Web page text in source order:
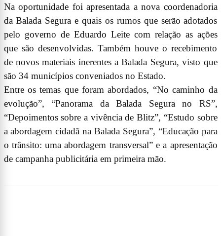
Na oportunidade foi apresentada a nova coordenadoria
da Balada Segura e quais os rumos que serão adotados
pelo governo de Eduardo Leite com relação as ações
que são desenvolvidas. Também houve o recebimento
de novos materiais inerentes a Balada Segura, visto que
são 34 municípios conveniados no Estado.
Entre os temas que foram abordados, “No caminho da
evolução”, “Panorama da Balada Segura no RS”,
“Depoimentos sobre a vivência de Blitz”, “Estudo sobre
a abordagem cidadã na Balada Segura”, “Educação para
o trânsito: uma abordagem transversal” e a apresentação
de campanha publicitária em primeira mão.